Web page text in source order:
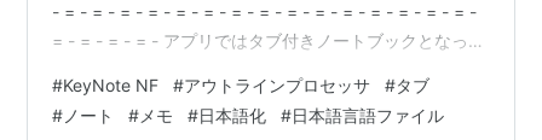
- = - = - = - = - = - = - = - = - = - = - = - = - = - = - = -
= - = - = - = - アプリではタブ付きノートブックとなって
ところもある。 アウトラインプロセッサには高機能なも
のがいくつかあるけど、これはフリーウェア。 オフライ
#KeyNote NF #アウトラインプロセッサ #タブ
#ノート #メモ #日本語化 #日本語言語ファイル